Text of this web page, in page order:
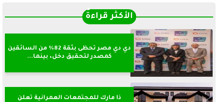
الأكثر قراءةً
دي دي مصر تحظى بثقة 82% من السائقين
كمصدر لتحقيق دخل، بينما...
ذا مارك للمجتمعات العمرانية تعلن